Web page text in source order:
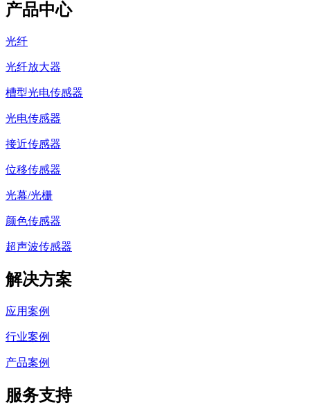
产品中心
光纤
光纤放大器
槽型光电传感器
光电传感器
接近传感器
位移传感器
光幕/光栅
颜色传感器
超声波传感器
解决方案
应用案例
行业案例
产品案例
服务支持